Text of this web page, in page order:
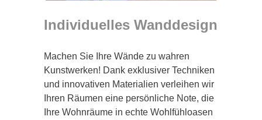
Individuelles Wanddesign
Machen Sie Ihre Wände zu wahren
Kunstwerken! Dank exklusiver Techniken
und innovativen Materialien verleihen wir
Ihren Räumen eine persönliche Note, die
Ihre Wohnräume in echte Wohlfühloasen